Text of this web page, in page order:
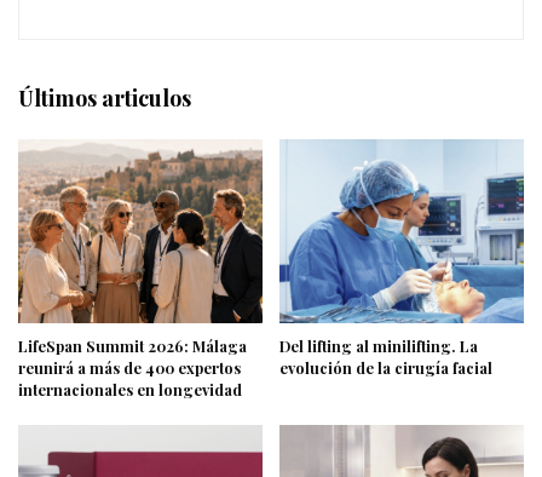
Últimos articulos
LifeSpan Summit 2026: Málaga
reunirá a más de 400 expertos
internacionales en longevidad
Del lifting al minilifting. La
evolución de la cirugía facial